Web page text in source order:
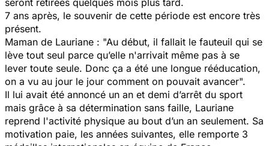
7 ans après, le souvenir de cette période est encore très
présent.
Maman de Lauriane : "Au début, il fallait le fauteuil qui se
lève tout seul parce qu’elle n'arrivait même pas à se
lever toute seule. Donc ça a été une longue rééducation,
on a vu au jour le jour comment on pouvait avancer".
Il lui avait été annoncé un an et demi d’arrêt du sport
mais grâce à sa détermination sans faille, Lauriane
reprend l'activité physique au bout d’un an seulement. Sa
motivation paie, les années suivantes, elle remporte 3